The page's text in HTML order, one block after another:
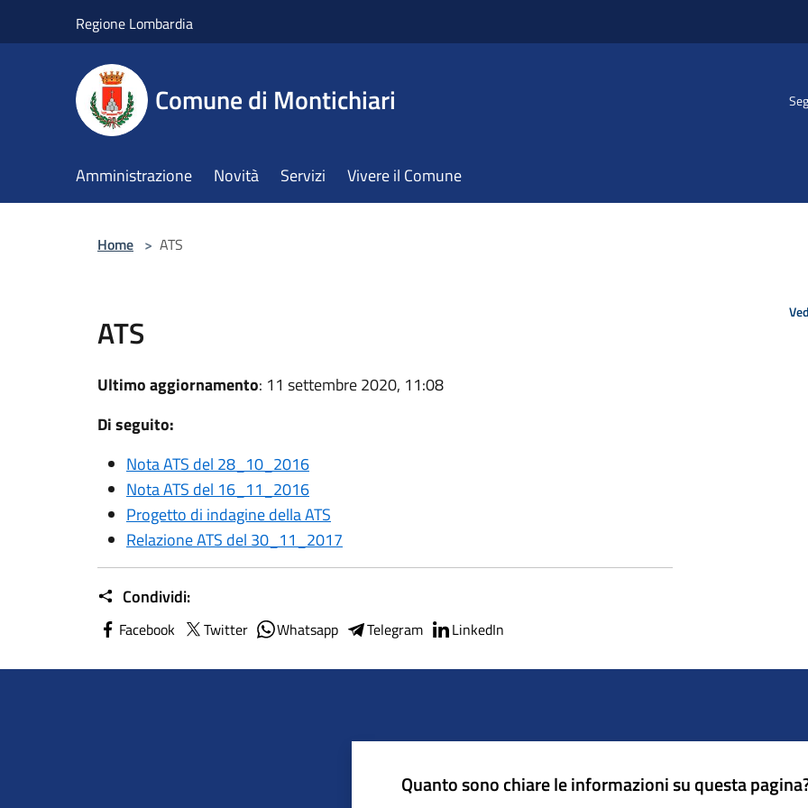
Regione Lombardia
Comune di Montichiari
Amministrazione Novità Servizi Vivere il Comune
Home > ATS
ATS
Ultimo aggiornamento: 11 settembre 2020, 11:08
Di seguito:
Nota ATS del 28_10_2016
Nota ATS del 16_11_2016
Progetto di indagine della ATS
Relazione ATS del 30_11_2017
Condividi:
Facebook Twitter Whatsapp Telegram LinkedIn
Quanto sono chiare le informazioni su questa